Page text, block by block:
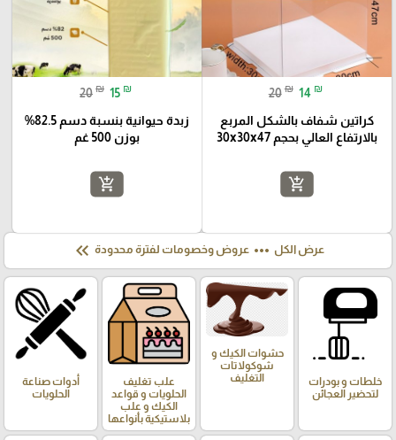
20 ₪ 14 ₪
كراتين شفاف بالشكل المربع
بالارتفاع العالي بحجم 30x30x47
add_shopping_cart
20 ₪ 15 ₪
زبدة حيوانية بنسبة دسم 82.5%
بوزن 500 غم
add_shopping_cart
عرض الكل more_horiz عروض وخصومات لفترة محدودة keyboard_double_arrow_left
خلطات و بودرات
لتحضير العجائن
حشوات الكيك و
شوكولاتات
التغليف
علب تغليف
الحلويات و قواعد
الكيك و علب
بلاستيكية بأنواعها
أدوات صناعة
الحلويات